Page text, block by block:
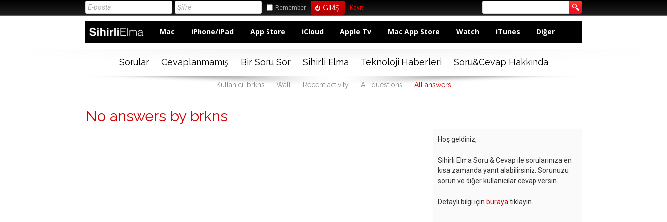
Remember Kayıt
Mac iPhone/iPad App Store iCloud Apple Tv Mac App Store Watch iTunes Diğer
Sorular Cevaplanmamış Bir Soru Sor Sihirli Elma Teknoloji Haberleri Soru&Cevap Hakkında
Kullanıcı: brkns Wall Recent activity All questions All answers
No answers by brkns
Hoş geldiniz,
Sihirli Elma Soru & Cevap ile sorularınıza en
kısa zamanda yanıt alabilirsiniz. Sorunuzu
sorun ve diğer kullanıcılar cevap versin.
Detaylı bilgi için buraya tıklayın.